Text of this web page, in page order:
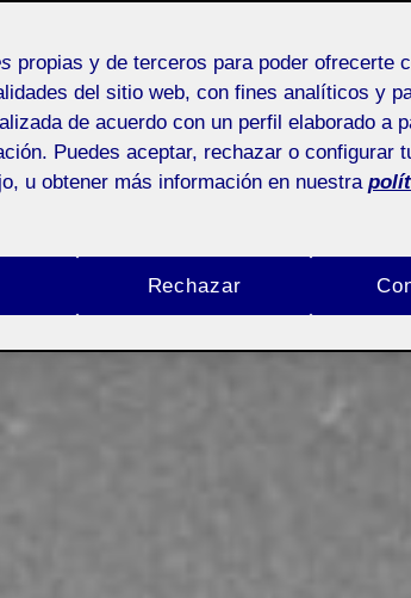
propias y de terceros para poder ofrecerte
del sitio web, con fines analíticos y
de acuerdo con un perfil elaborado a
Puedes aceptar, rechazar o configurar
u obtener más información en nuestra
Rechazar